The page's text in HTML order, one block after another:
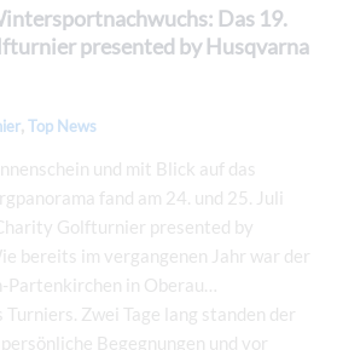
Das 19.
presented by Husqvarna
,Top News
und mit Blick auf das
fand am 24. und 25. Juli
Golfturnier presented by
bereits im vergangenen Jahr war der
Partenkirchen in Oberau
Zwei Tage lang standen der
Begegnungen und vor